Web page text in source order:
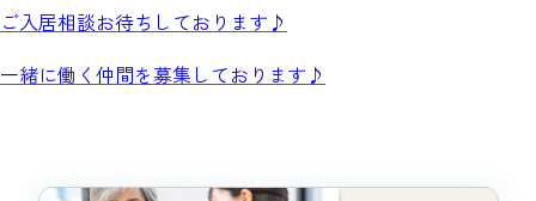
ご入居相談お待ちしております♪
一緒に働く仲間を募集しております♪